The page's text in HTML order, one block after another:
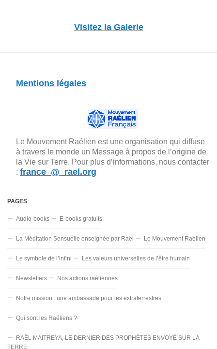
Visitez la Galerie
Mentions légales
Le Mouvement Raélien est une organisation qui diffuse
à travers le monde un Message à propos de l’origine de
la Vie sur Terre. Pour plus d’informations, nous contacter
: france_@_rael.org
PAGES
Audio-books E-books gratuits
La Méditation Sensuelle enseignée par Raël Le Mouvement Raélien
Le symbole de l’infini Les valeurs universelles de l’être humain
Newsletters Nos actions raéliennes
Notre mission : une ambassade pour les extraterrestres
Qui sont les Raéliens ?
RAËL MAITREYA, LE DERNIER DES PROPHÈTES ENVOYÉ SUR LA
TERRE